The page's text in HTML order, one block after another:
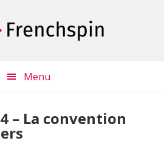
Menu
– La convention